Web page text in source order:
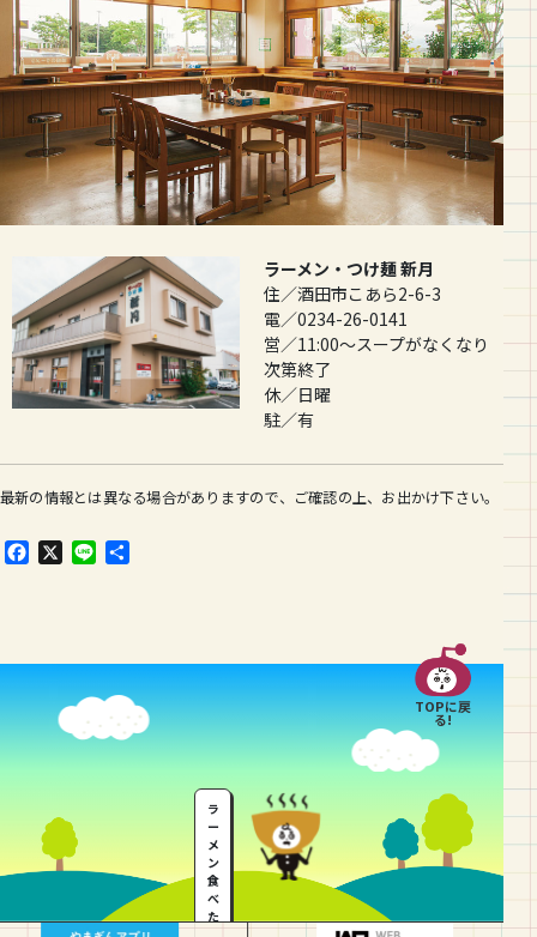
ラーメン・つけ麺 新月
住／酒田市こあら2-6-3
電／0234-26-0141
営／11:00〜スープがなくなり
次第終了
休／日曜
駐／有
最新の情報とは異なる場合がありますので、ご確認の上、お出かけ下さい。
F
o
o
k
X
L
TOPに戻
る!
ラ
ー
メ
ン
食
べ
た